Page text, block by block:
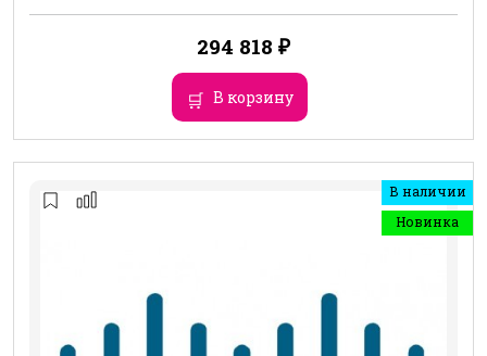
294 818 ₽
В корзину
В наличии
Новинка